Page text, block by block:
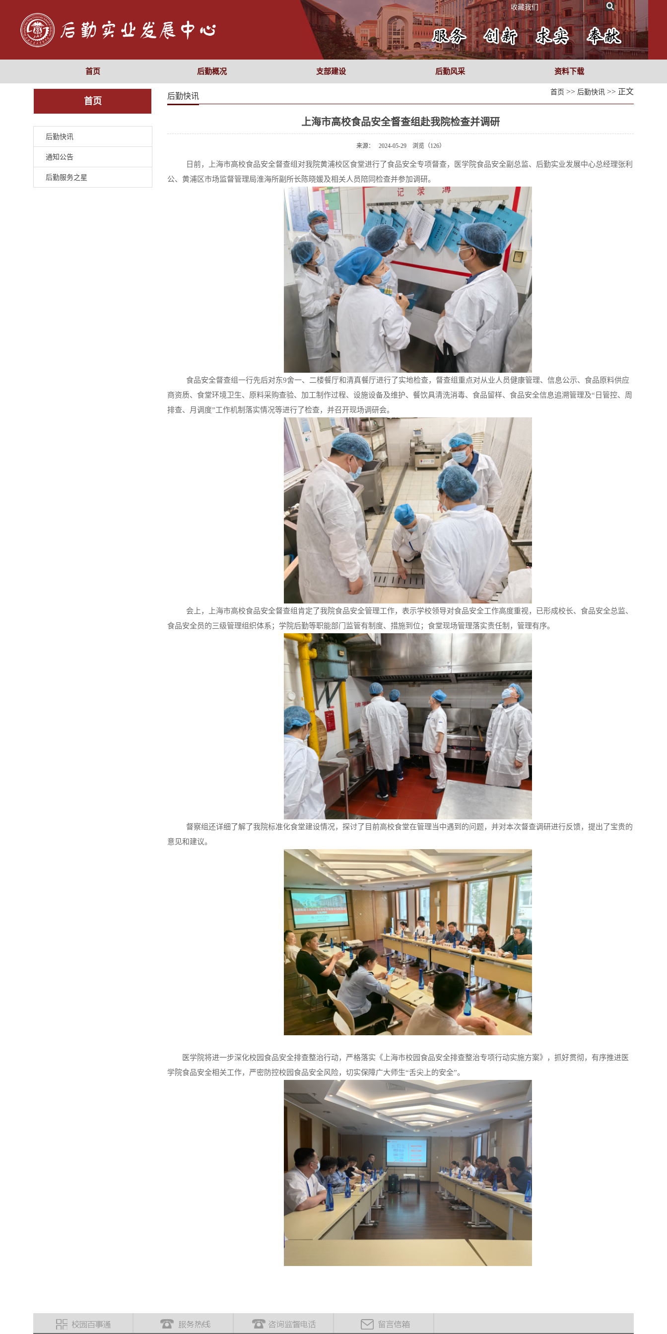
收藏我们
首页 后勤概况 支部建设 后勤风采 资料下载
首页
后勤快讯
通知公告
后勤服务之星
后勤快讯 首页 >> 后勤快讯 >> 正文
上海市高校食品安全督查组赴我院检查并调研
来源： 2024-05-29 浏览（126）
日前，上海市高校食品安全督查组对我院黄浦校区食堂进行了食品安全专项督查，医学院食品安全副总监、后勤实业发展中心总经理张利
公、黄浦区市场监督管理局淮海所副所长陈晓媛及相关人员陪同检查并参加调研。
食品安全督查组一行先后对东9舍一、二楼餐厅和清真餐厅进行了实地检查，督查组重点对从业人员健康管理、信息公示、食品原料供应
商资质、食堂环境卫生、原料采购查验、加工制作过程、设施设备及维护、餐饮具清洗消毒、食品留样、食品安全信息追溯管理及“日管控、周
排查、月调度”工作机制落实情况等进行了检查，并召开现场调研会。
会上，上海市高校食品安全督查组肯定了我院食品安全管理工作，表示学校领导对食品安全工作高度重视，已形成校长、食品安全总监、
食品安全员的三级管理组织体系；学院后勤等职能部门监管有制度、措施到位；食堂现场管理落实责任制，管理有序。
督察组还详细了解了我院标准化食堂建设情况，探讨了目前高校食堂在管理当中遇到的问题，并对本次督查调研进行反馈，提出了宝贵的
意见和建议。
医学院将进一步深化校园食品安全排查整治行动，严格落实《上海市校园食品安全排查整治专项行动实施方案》，抓好贯彻，有序推进医
学院食品安全相关工作，严密防控校园食品安全风险，切实保障广大师生“舌尖上的安全”。